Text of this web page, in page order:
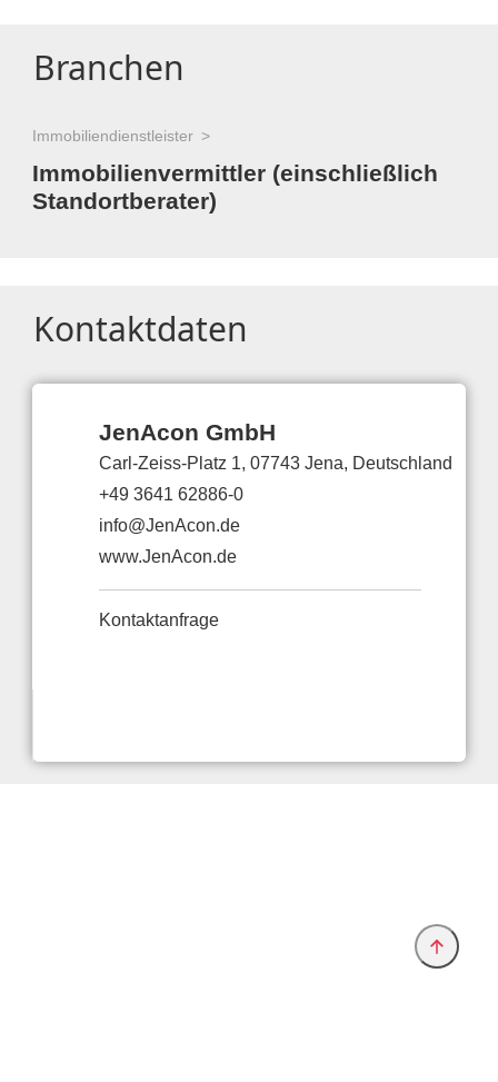
Branchen
Immobiliendienstleister
Immobilienvermittler (einschließlich
Standortberater)
Kontaktdaten
JenAcon GmbH
Carl-Zeiss-Platz 1, 07743 Jena, Deutschland
+49 3641 62886-0
info@JenAcon.de
www.JenAcon.de
Kontaktanfrage